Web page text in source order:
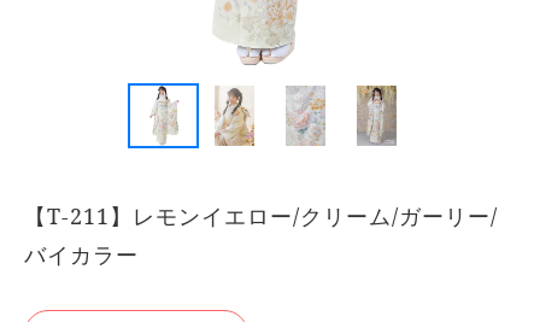
【T-211】レモンイエロー/クリーム/ガーリー/
バイカラー